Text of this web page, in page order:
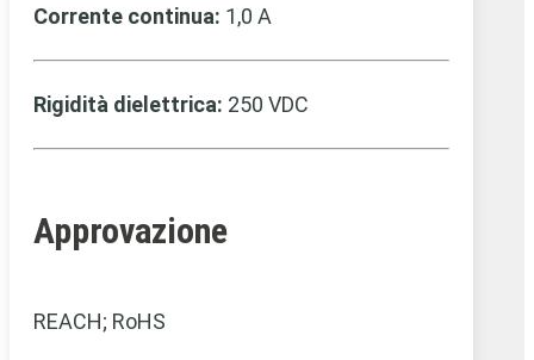
Corrente continua: 1,0 A
Rigidità dielettrica: 250 VDC
Approvazione
REACH; RoHS